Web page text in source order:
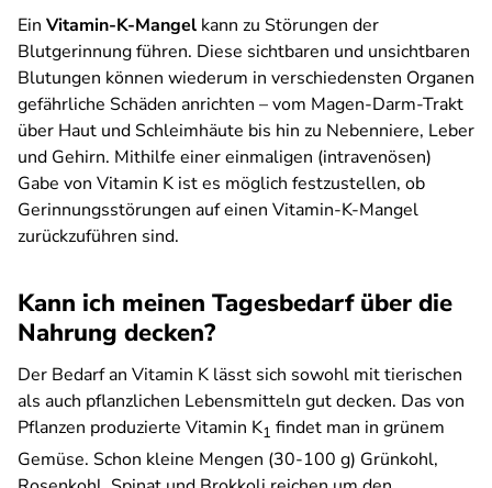
Ein Vitamin-K-Mangel kann zu Störungen der
Blutgerinnung führen. Diese sichtbaren und unsichtbaren
Blutungen können wiederum in verschiedensten Organen
gefährliche Schäden anrichten – vom Magen-Darm-Trakt
über Haut und Schleimhäute bis hin zu Nebenniere, Leber
und Gehirn. Mithilfe einer einmaligen (intravenösen)
Gabe von Vitamin K ist es möglich festzustellen, ob
Gerinnungsstörungen auf einen Vitamin-K-Mangel
zurückzuführen sind.
Kann ich meinen Tagesbedarf über die
Nahrung decken?
Der Bedarf an Vitamin K lässt sich sowohl mit tierischen
als auch pflanzlichen Lebensmitteln gut decken. Das von
Pflanzen produzierte Vitamin K1 findet man in grünem
Gemüse. Schon kleine Mengen (30-100 g) Grünkohl,